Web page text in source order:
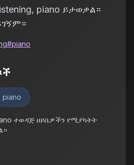
piano ይታወቃል።
#piano
piano
ተወዳጅ ዘይቤዎችን የሚያካትት